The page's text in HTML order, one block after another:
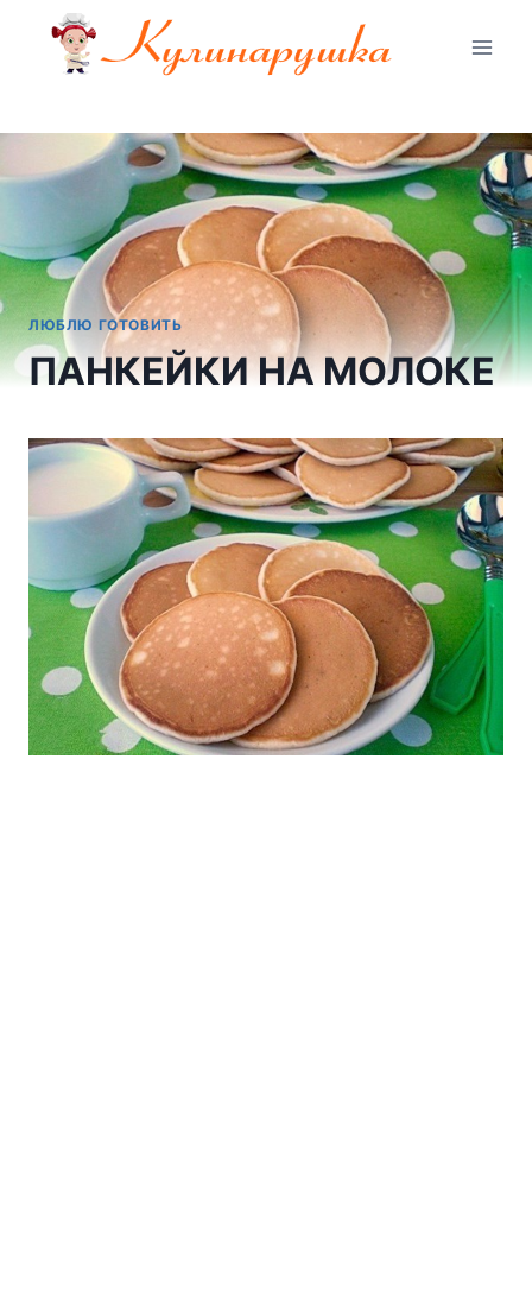
Перейти
содержимому
ЛЮБЛЮ ГОТОВИТЬ
ПАНКЕЙКИ НА МОЛОКЕ